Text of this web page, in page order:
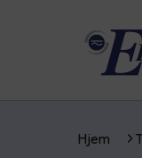
Hjem